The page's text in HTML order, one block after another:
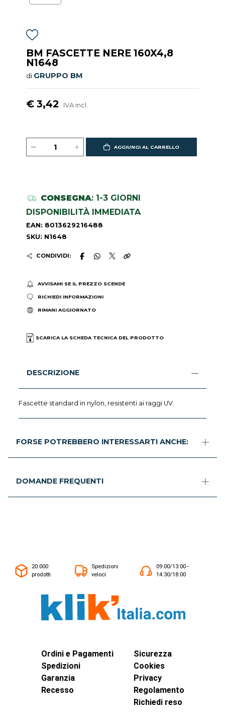
BM FASCETTE NERE 160X4,8
N1648
di GRUPPO BM
€ 3,42 IVA incl.
AGGIUNGI AL CARRELLO
CONSEGNA: 1-3 GIORNI
DISPONIBILITÀ IMMEDIATA
EAN: 8013629216488
SKU: N1648
CONDIVIDI:
AVVISAMI SE IL PREZZO SCENDE
RICHIEDI INFORMAZIONI
RIMANI AGGIORNATO
SCARICA LA SCHEDA TECNICA DEL PRODOTTO
DESCRIZIONE
Fascette standard in nylon, resistenti ai raggi UV.
FORSE POTREBBERO INTERESSARTI ANCHE:
DOMANDE FREQUENTI
20.000
prodotti
Spedizioni
veloci
09:00/13:00 -
14:30/18:00
Ordini e Pagamenti
Spedizioni
Garanzia
Recesso
Sicurezza
Cookies
Privacy
Regolamento
Richiedi reso